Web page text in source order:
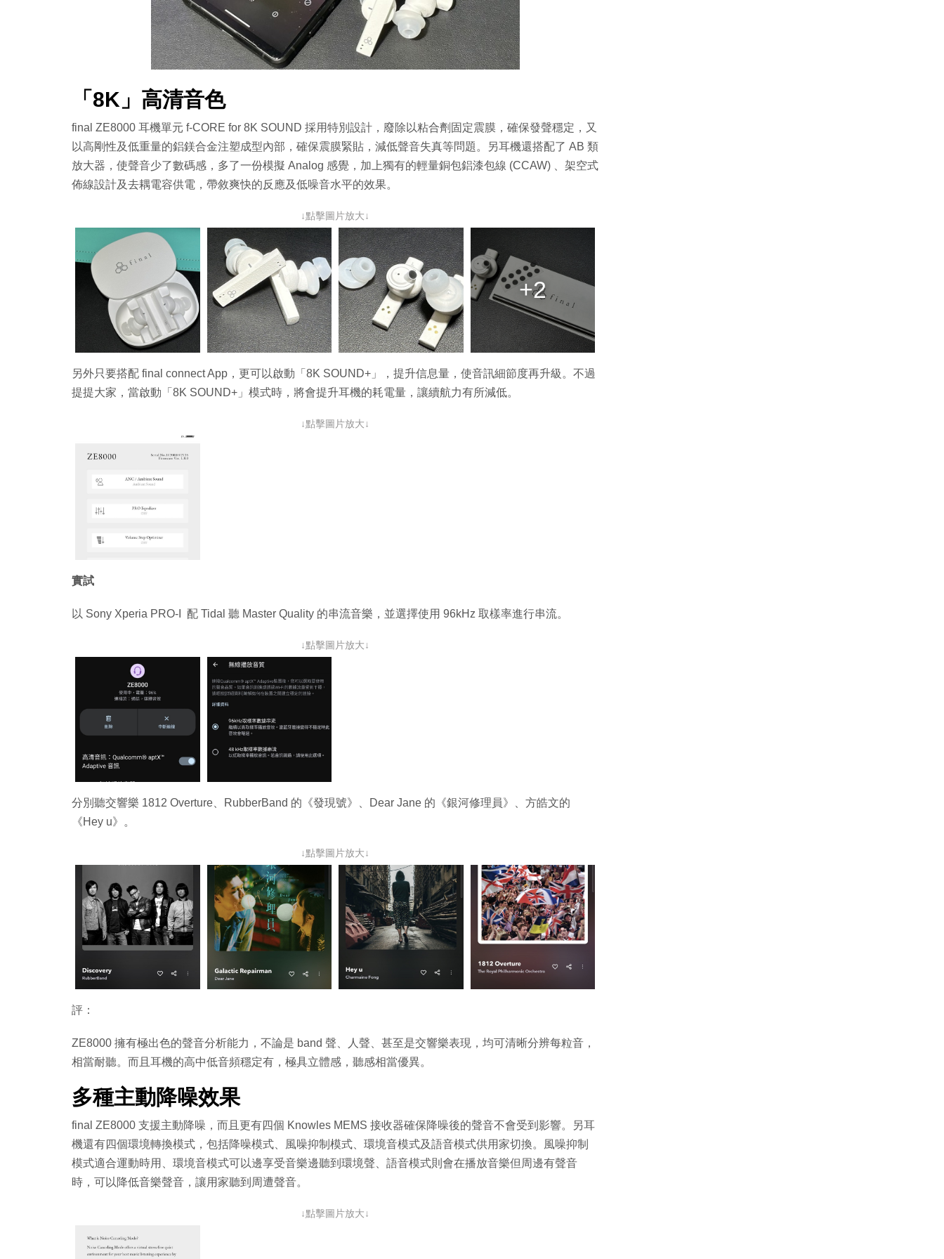
「8K」高清音色
final ZE8000 耳機單元 f-CORE for 8K SOUND 採用特別設計，廢除以粘合劑固定震膜，確保發聲穩定，又
以高剛性及低重量的鋁鎂合金注塑成型內部，確保震膜緊貼，減低聲音失真等問題。另耳機還搭配了 AB 類
放大器，使聲音少了數碼感，多了一份模擬 Analog 感覺，加上獨有的輕量銅包鋁漆包線 (CCAW) 、架空式
佈線設計及去耦電容供電，帶敘爽快的反應及低噪音水平的效果。
↓點擊圖片放大↓
+2
另外只要搭配 final connect App，更可以啟動「8K SOUND+」，提升信息量，使音訊細節度再升級。不過
提提大家，當啟動「8K SOUND+」模式時，將會提升耳機的耗電量，讓續航力有所減低。
↓點擊圖片放大↓
實試
以 Sony Xperia PRO-I 配 Tidal 聽 Master Quality 的串流音樂，並選擇使用 96kHz 取樣率進行串流。
↓點擊圖片放大↓
分別聽交響樂 1812 Overture、RubberBand 的《發現號》、Dear Jane 的《銀河修理員》、方皓文的
《Hey u》。
↓點擊圖片放大↓
評：
ZE8000 擁有極出色的聲音分析能力，不論是 band 聲、人聲、甚至是交響樂表現，均可清晰分辨每粒音，
相當耐聽。而且耳機的高中低音頻穩定有，極具立體感，聽感相當優異。
多種主動降噪效果
final ZE8000 支援主動降噪，而且更有四個 Knowles MEMS 接收器確保降噪後的聲音不會受到影響。另耳
機還有四個環境轉換模式，包括降噪模式、風噪抑制模式、環境音模式及語音模式供用家切換。風噪抑制
模式適合運動時用、環境音模式可以邊享受音樂邊聽到環境聲、語音模式則會在播放音樂但周邊有聲音
時，可以降低音樂聲音，讓用家聽到周遭聲音。
↓點擊圖片放大↓